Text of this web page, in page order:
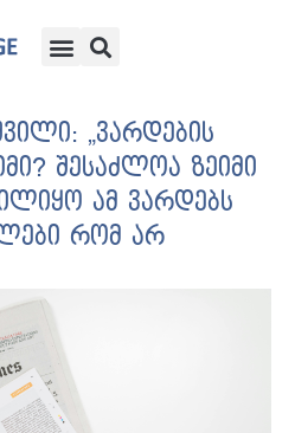
„ვარდების
შესაძლოა ზეიმი
ამ ვარდებს
რომ არ